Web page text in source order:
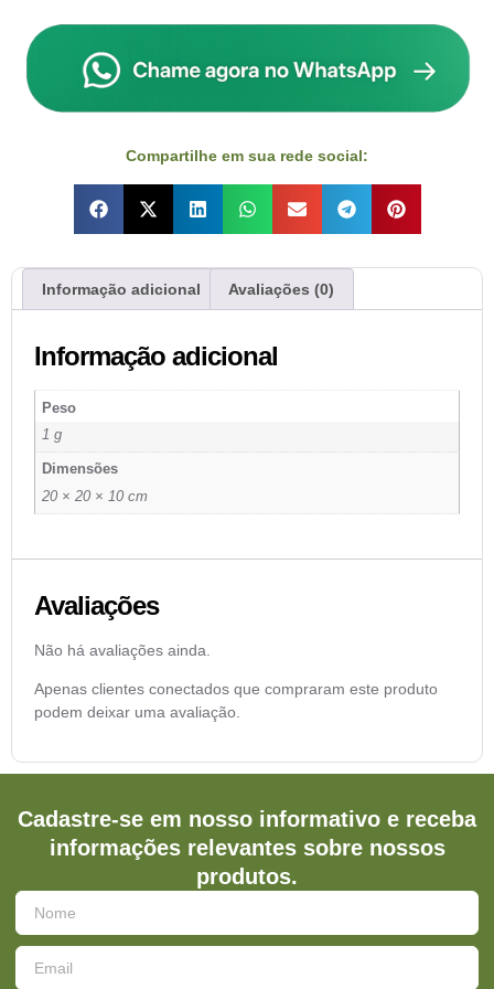
Compartilhe em sua rede social:
Informação adicional Avaliações (0)
Informação adicional
Peso
1 g
Dimensões
20 × 20 × 10 cm
Avaliações
Não há avaliações ainda.
Apenas clientes conectados que compraram este produto
podem deixar uma avaliação.
Cadastre-se em nosso informativo e receba
informações relevantes sobre nossos
produtos.